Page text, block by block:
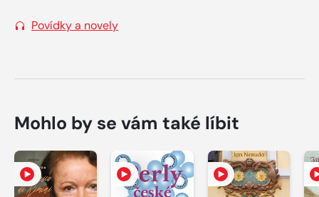
Povídky a novely
Mohlo by se vám také líbit